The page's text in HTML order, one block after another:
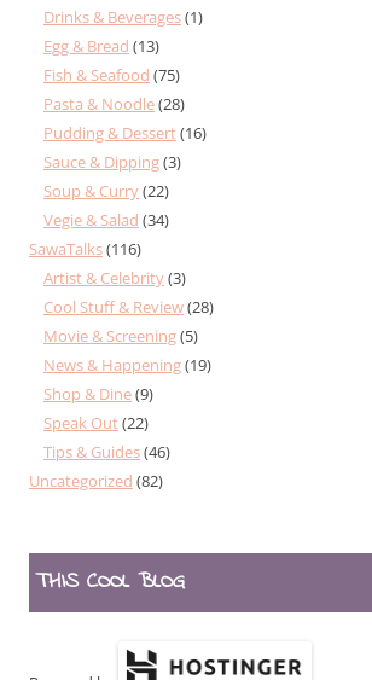
Drinks & Beverages(1)
Egg & Bread (13)
Fish & Seafood (75)
Pasta & Noodle(28)
Pudding & Dessert(16)
Sauce & Dipping(3)
Soup & Curry(22)
Vegie & Salad (34)
SawaTalks(116)
Artist & Celebrity(3)
Cool Stuff & Review(28)
Movie & Screening(5)
News & Happening(19)
Shop & Dine(9)
Speak Out(22)
Tips & Guides(46)
Uncategorized (82)
THIS COOL BLOG